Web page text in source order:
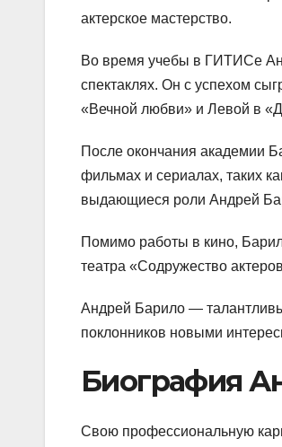
актерское мастерство.
Во время учебы в ГИТИСе
спектаклях. Он с успехом
«Вечной любви» и Левой в
После окончания академии
фильмах и сериалах, таких
выдающиеся роли Андрей
Помимо работы в кино,
театра «Содружество
Андрей Барило —
поклонников новыми
Биография
Свою профессиональную